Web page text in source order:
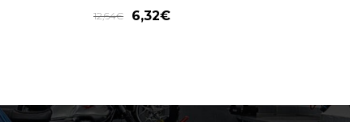
12,64€ 6,32€